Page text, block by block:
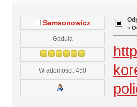
Samsonowicz
Gaduła
Wiadomości: 450
«